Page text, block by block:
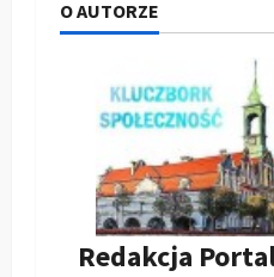
O AUTORZE
Redakcja